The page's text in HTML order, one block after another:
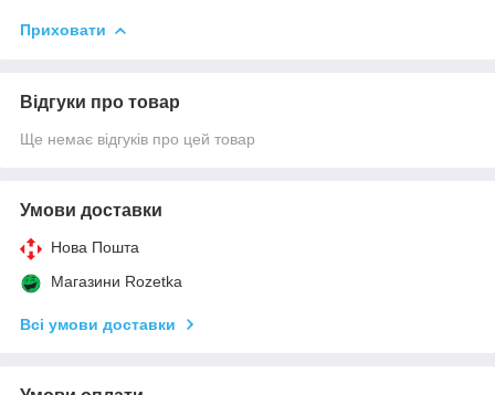
Приховати
Відгуки про товар
Ще немає відгуків про цей товар
Умови доставки
Нова Пошта
Магазини Rozetka
Всі умови доставки